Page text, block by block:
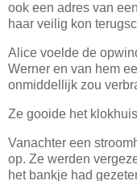
ook een adres van
haar veilig kon
Alice voelde de
Werner en van hem
onmiddellijk zou
Ze gooide het
Vanachter een
op. Ze werden
het bankje had